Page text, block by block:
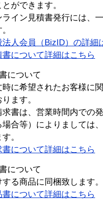
ができます。
イン見積書発行には、
法人会員（BizID）の詳細
書について詳細はこちら
について
時に希望されたお客様に
ます。
求書は、営業時間内での
場合等）によりましては
。
書について詳細はこちら
について
する商品に同梱致します。
書について詳細はこちら